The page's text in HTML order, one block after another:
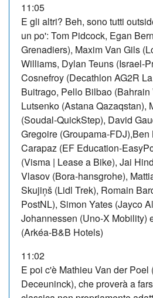
11:05
E gli altri? Beh, sono tutti
un po': Tom Pidcock, Egan
Grenadiers), Maxim Van Gils
Williams, Dylan Teuns (Israel-
Cosnefroy (Decathlon AG2R
Buitrago, Pello Bilbao
Lutsenko (Astana Qazaqstan),
(Soudal-QuickStep), David
Gregoire (Groupama-
Carapaz (EF Education-
(Visma | Lease a Bike), Jai
Vlasov (Bora-hansgrohe),
Skujiņš (Lidl Trek), Romain
PostNL), Simon Yates (Jayco
Johannessen (Uno-X Mobility)
(Arkéa-B&B Hotels)
11:02
E poi c'è Mathieu Van der Poel
Deceuninck), che proverà a